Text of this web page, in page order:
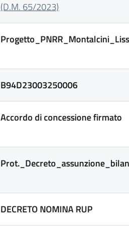
(D.M. 65/2023)
B94D23003250006
Accordo di concessione firmato
DECRETO NOMINA RUP